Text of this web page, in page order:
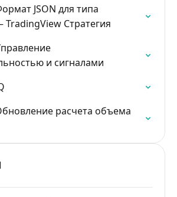
JSON для типа
Стратегия
и сигналами
расчета объема